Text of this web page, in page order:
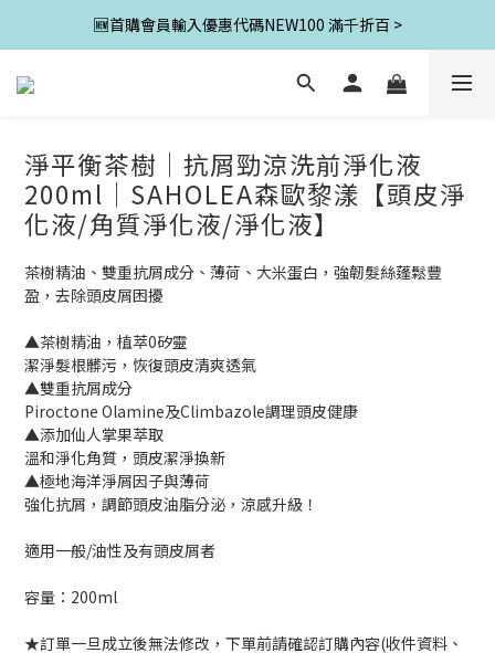
🆕首購會員輸入優惠代碼NEW100 滿千折百 >
淨平衡茶樹│抗屑勁涼洗前淨化液
200ml│SAHOLEA森歐黎漾【頭皮淨
化液/角質淨化液/淨化液】
茶樹精油、雙重抗屑成分、薄荷、大米蛋白，強韌髮絲蓬鬆豐
盈，去除頭皮屑困擾
▲茶樹精油，植萃0矽靈
潔淨髮根髒污，恢復頭皮清爽透氣
▲雙重抗屑成分
Piroctone Olamine及Climbazole調理頭皮健康
▲添加仙人掌果萃取
溫和淨化角質，頭皮潔淨換新
▲極地海洋淨屑因子與薄荷
強化抗屑，調節頭皮油脂分泌，涼感升級！
適用一般/油性及有頭皮屑者
容量：200ml
★訂單一旦成立後無法修改，下單前請確認訂購內容(收件資料、